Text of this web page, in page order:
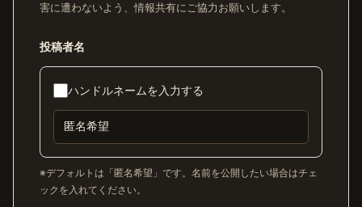
害に遭わないよう、情報共有にご協力お願いします。
投稿者名
ハンドルネームを入力する
※デフォルトは「匿名希望」です。名前を公開したい場合はチェ
ックを入れてください。